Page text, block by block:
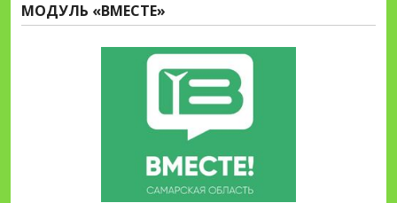
МОДУЛЬ «ВМЕСТЕ»